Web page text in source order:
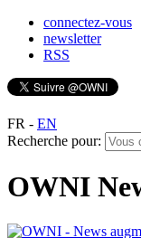
connectez-vous
newsletter
RSS
FR - EN
Recherche pour:
OWNI